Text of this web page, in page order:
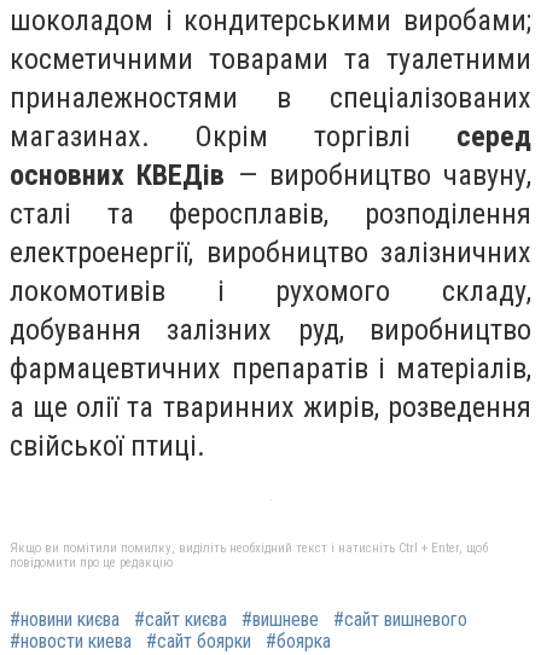
шоколадом і кондитерськими виробами;
косметичними товарами та туалетними
приналежностями в спеціалізованих
магазинах. Окрім торгівлі серед
основних КВЕДів — виробництво чавуну,
сталі та феросплавів, розподілення
електроенергії, виробництво залізничних
локомотивів і рухомого складу,
добування залізних руд, виробництво
фармацевтичних препаратів і матеріалів,
а ще олії та тваринних жирів, розведення
свійської птиці.
Якщо ви помітили помилку, виділіть необхідний текст і натисніть Ctrl + Enter, щоб
повідомити про це редакцію
#новини києва #сайт києва #вишневе
#сайт вишневого
#новости киева
#сайт боярки #боярка